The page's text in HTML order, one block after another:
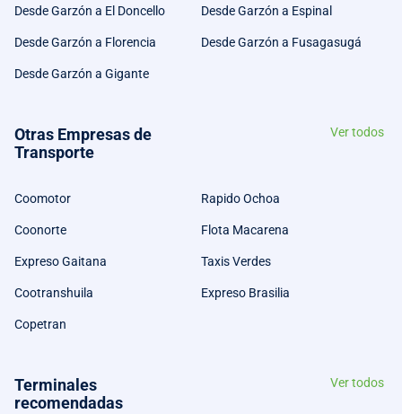
Desde Garzón a El Doncello Desde Garzón a Espinal
Desde Garzón a Florencia Desde Garzón a Fusagasugá
Desde Garzón a Gigante
Otras Empresas de
Transporte
Ver todos
Coomotor Rapido Ochoa
Coonorte Flota Macarena
Expreso Gaitana Taxis Verdes
Cootranshuila Expreso Brasilia
Copetran
Terminales
recomendadas
Ver todos